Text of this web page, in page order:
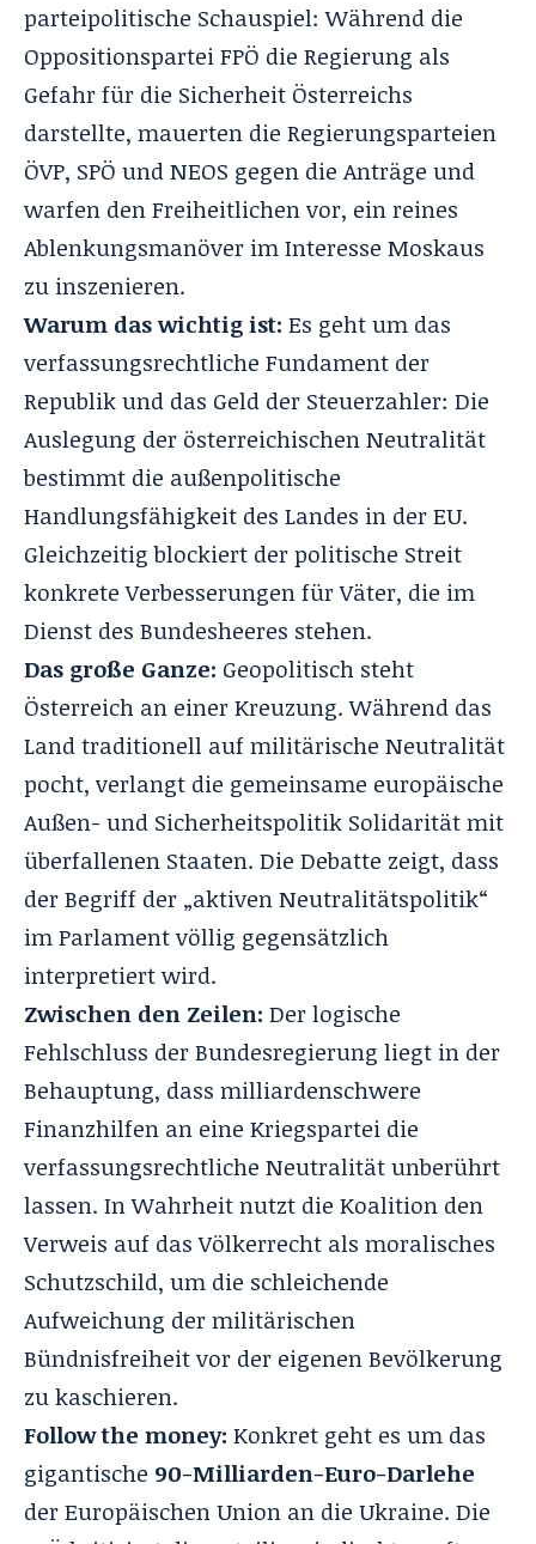
parteipolitische Schauspiel: Während die
Oppositionspartei FPÖ die Regierung als
Gefahr für die Sicherheit Österreichs
darstellte, mauerten die Regierungsparteien
ÖVP, SPÖ und NEOS gegen die Anträge und
warfen den Freiheitlichen vor, ein reines
Ablenkungsmanöver im Interesse Moskaus
zu inszenieren.
Warum das wichtig ist: Es geht um das
verfassungsrechtliche Fundament der
Republik und das Geld der Steuerzahler: Die
Auslegung der österreichischen Neutralität
bestimmt die außenpolitische
Handlungsfähigkeit des Landes in der EU.
Gleichzeitig blockiert der politische Streit
konkrete Verbesserungen für Väter, die im
Dienst des Bundesheeres stehen.
Das große Ganze: Geopolitisch steht
Österreich an einer Kreuzung. Während das
Land traditionell auf militärische Neutralität
pocht, verlangt die gemeinsame europäische
Außen- und Sicherheitspolitik Solidarität mit
überfallenen Staaten. Die Debatte zeigt, dass
der Begriff der „aktiven Neutralitätspolitik“
im Parlament völlig gegensätzlich
interpretiert wird.
Zwischen den Zeilen: Der logische
Fehlschluss der Bundesregierung liegt in der
Behauptung, dass milliardenschwere
Finanzhilfen an eine Kriegspartei die
verfassungsrechtliche Neutralität unberührt
lassen. In Wahrheit nutzt die Koalition den
Verweis auf das Völkerrecht als moralisches
Schutzschild, um die schleichende
Aufweichung der militärischen
Bündnisfreiheit vor der eigenen Bevölkerung
zu kaschieren.
Follow the money: Konkret geht es um das
gigantische 90-Milliarden-Euro-Darlehe
der Europäischen Union an die Ukraine. Die